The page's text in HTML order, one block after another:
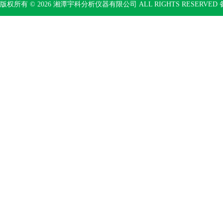
版权所有 © 2026 湘潭宇科分析仪器有限公司 ALL RIGHTS RESERVED